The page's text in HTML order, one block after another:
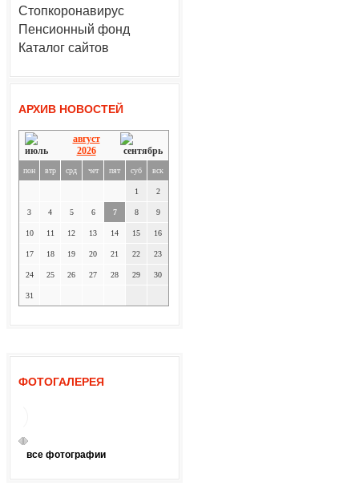
Стопкоронавирус
Пенсионный фонд
Каталог сайтов
АРХИВ НОВОСТЕЙ
август
2026
пон втр срд чет пят суб вск
1 2
3 4 5 6 7 8 9
10 11 12 13 14 15 16
17 18 19 20 21 22 23
24 25 26 27 28 29 30
31
ФОТОГАЛЕРЕЯ
все фотографии